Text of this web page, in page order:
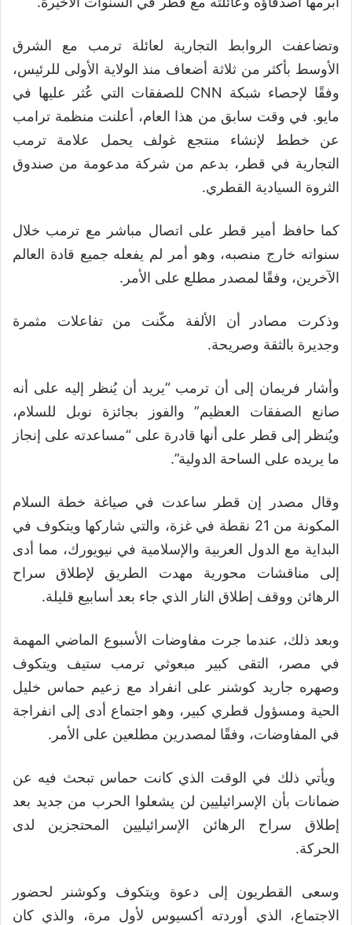
وتضاعفت الروابط التجارية لعائلة ترمب مع الشرق
الأوسط بأكثر من ثلاثة أضعاف منذ الولاية الأولى للرئيس،
وفقًا لإحصاء شبكة CNN للصفقات التي عُثر عليها في
مايو. في وقت سابق من هذا العام، أعلنت منظمة ترامب
عن خطط لإنشاء منتجع غولف يحمل علامة ترمب
التجارية في قطر، بدعم من شركة مدعومة من صندوق
الثروة السيادية القطري.
كما حافظ أمير قطر على اتصال مباشر مع ترمب خلال
سنواته خارج منصبه، وهو أمر لم يفعله جميع قادة العالم
الآخرين، وفقًا لمصدر مطلع على الأمر.
وذكرت مصادر أن الألفة مكّنت من تفاعلات مثمرة
وجديرة بالثقة وصريحة.
وأشار فريمان إلى أن ترمب “يريد أن يُنظر إليه على أنه
صانع الصفقات العظيم” والفوز بجائزة نوبل للسلام،
ويُنظر إلى قطر على أنها قادرة على “مساعدته على إنجاز
ما يريده على الساحة الدولية”.
وقال مصدر إن قطر ساعدت في صياغة خطة السلام
المكونة من 21 نقطة في غزة، والتي شاركها ويتكوف في
البداية مع الدول العربية والإسلامية في نيويورك، مما أدى
إلى مناقشات محورية مهدت الطريق لإطلاق سراح
الرهائن ووقف إطلاق النار الذي جاء بعد أسابيع قليلة.
وبعد ذلك، عندما جرت مفاوضات الأسبوع الماضي المهمة
في مصر، التقى كبير مبعوثي ترمب ستيف ويتكوف
وصهره جاريد كوشنر على انفراد مع زعيم حماس خليل
الحية ومسؤول قطري كبير، وهو اجتماع أدى إلى انفراجة
في المفاوضات، وفقًا لمصدرين مطلعين على الأمر.
ويأتي ذلك في الوقت الذي كانت حماس تبحث فيه عن
ضمانات بأن الإسرائيليين لن يشعلوا الحرب من جديد بعد
إطلاق سراح الرهائن الإسرائيليين المحتجزين لدى
الحركة.
وسعى القطريون إلى دعوة ويتكوف وكوشنر لحضور
الاجتماع، الذي أوردته أكسيوس لأول مرة، والذي كان